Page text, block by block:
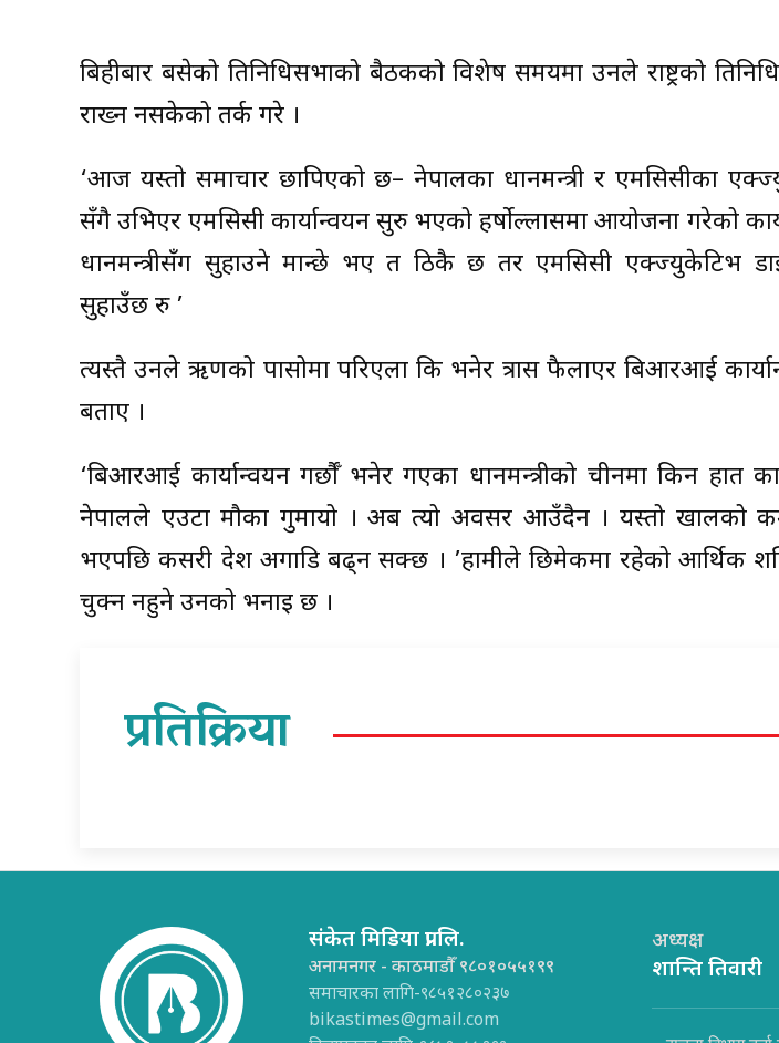
बिहीबार बसेको प्रतिनिधिसभाको बैठकको विशेष समयमा उनले राष्ट्रको
राख्न नसकेको तर्क गरे ।
‘आज यस्तो समाचार छापिएको छ– नेपालका प्रधानमन्त्री र एमसिसीका
सँगै उभिएर एमसिसी कार्यान्वयन सुरु भएको हर्षोल्लासमा आयोजना गरेको
प्रधानमन्त्रीसँग सुहाउने मान्छे भए त ठिकै छ तर एमसिसी एक्ज्युकेटिभ
सुहाउँछ रु ’
त्यस्तै उनले ऋणको पासोमा परिएला कि भनेर त्रास फैलाएर बिआरआई
बताए ।
‘बिआरआई कार्यान्वयन गर्छौँ भनेर गएका प्रधानमन्त्रीको चीनमा किन हात
नेपालले एउटा मौका गुमायो । अब त्यो अवसर आउँदैन । यस्तो खालको
भएपछि कसरी देश अगाडि बढ्न सक्छ । ’हामीले छिमेकमा रहेको आर्थिक
चुक्न नहुने उनको भनाइ छ ।
प्रतिक्रिया
संकेत मिडिया प्रा.लि.
अनामनगर - काठमाडौँ ९८०१०५५१९९
समाचारका लागि-९८५१२८०२३७
bikastimes@gmail.com
अध्यक्ष
शान्ति तिवारी